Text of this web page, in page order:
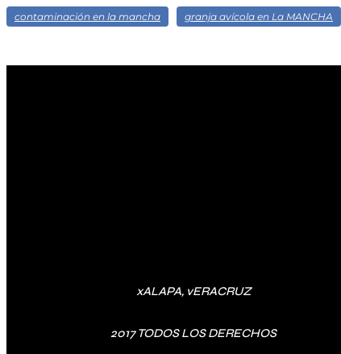
contaminación en la mancha granja avícola en La MANCHA
xALAPA, vERACRUZ
2017 TODOS LOS DERECHOS